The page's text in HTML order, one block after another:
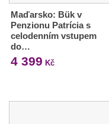
Maďarsko: Bük v
Penzionu Patrícia s
celodenním vstupem
do…
4 399 Kč